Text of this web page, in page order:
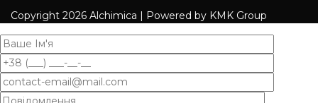
Copyright 2026 Alchimica | Powered by KMK Group